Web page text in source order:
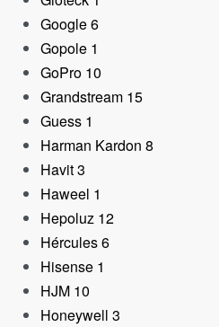
Google6
Gopole 1
GoPro 10
Grandstream 15
Guess 1
Harman Kardon 8
Havit3
Haweel 1
Hepoluz 12
Hércules6
Hisense 1
HJM 10
Honeywell 3